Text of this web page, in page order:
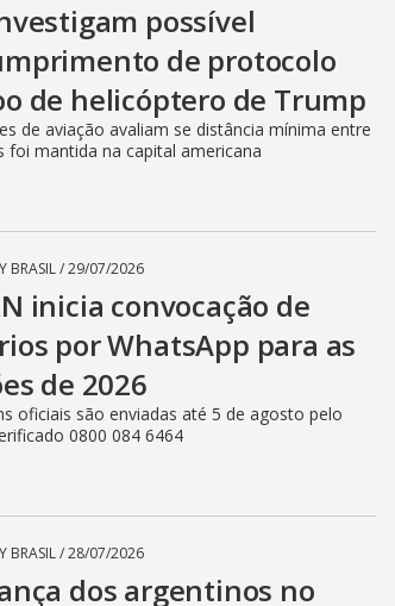
possível
de protocolo
de helicóptero de Trump
de aviação avaliam se distância mínima entre
foi mantida na capital americana
BRASIL/29/07/2026
inicia convocação de
por WhatsApp para as
de 2026
oficiais são enviadas até 5 de agosto pelo
0800 084 6464
BRASIL/28/07/2026
dos argentinos no